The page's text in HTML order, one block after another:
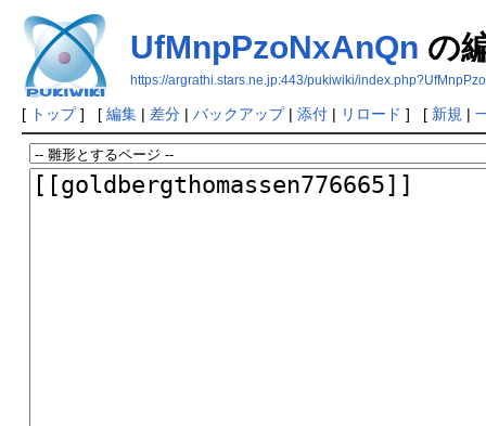
UfMnpPzoNxAnQn の
https://argrathi.stars.ne.jp:443/pukiwiki/
[ トップ] [ 編集| 差分| バックアップ| 添付| リロード ] [ 新規 |